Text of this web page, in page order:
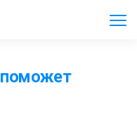
поможет